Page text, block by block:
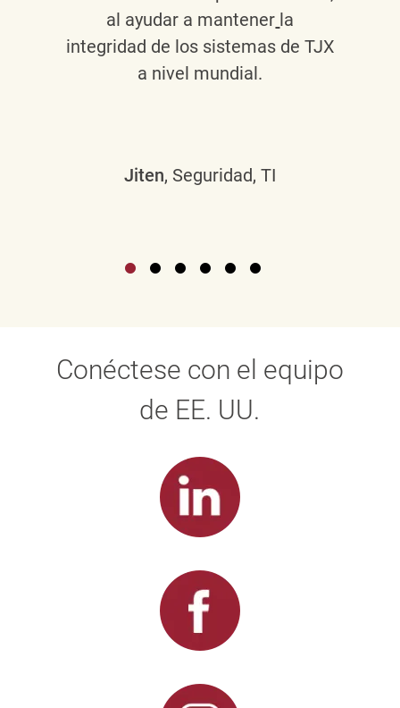
al ayudar a mantener la
integridad de los sistemas de TJX
a nivel mundial.
Jiten, Seguridad, TI
Conéctese con el equipo
de EE. UU.